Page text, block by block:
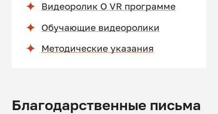
Видеоролик О VR программе
Обучающие видеоролики
Методические указания
Благодарственные письма